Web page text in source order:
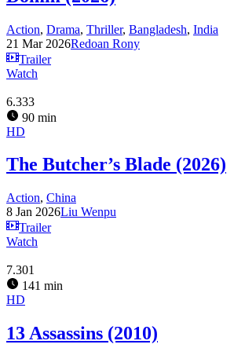
Action, Drama, Thriller, Bangladesh, India
21 Mar 2026Redoan Rony
Trailer
Watch
6.333
90 min
HD
The Butcher’s Blade (2026)
Action, China
8 Jan 2026Liu Wenpu
Trailer
Watch
7.301
141 min
HD
13 Assassins (2010)